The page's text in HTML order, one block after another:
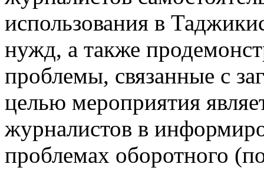
использования в
нужд, а также
проблемы, связанные с
целью мероприятия
журналистов в
проблемах оборотного